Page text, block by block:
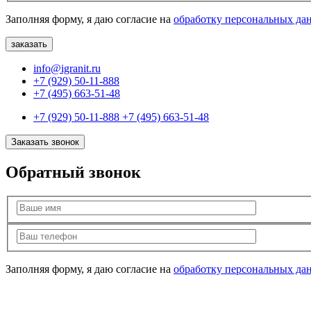
Заполняя форму, я даю согласие на обработку персональных
info@igranit.ru
+7 (929) 50-11-888
+7 (495) 663-51-48
+7 (929) 50-11-888 +7 (495) 663-51-48
Заказать звонок
Обратный звонок
Заполняя форму, я даю согласие на обработку персональных